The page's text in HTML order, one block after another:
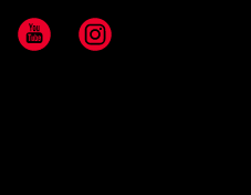
YouTube Instagram